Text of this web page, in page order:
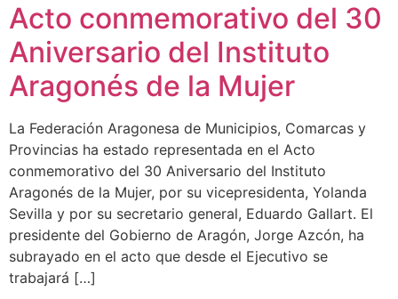
Acto conmemorativo del 30
Aniversario del Instituto
Aragonés de la Mujer
La Federación Aragonesa de Municipios, Comarcas y
Provincias ha estado representada en el Acto
conmemorativo del 30 Aniversario del Instituto
Aragonés de la Mujer, por su vicepresidenta, Yolanda
Sevilla y por su secretario general, Eduardo Gallart. El
presidente del Gobierno de Aragón, Jorge Azcón, ha
subrayado en el acto que desde el Ejecutivo se
trabajará […]